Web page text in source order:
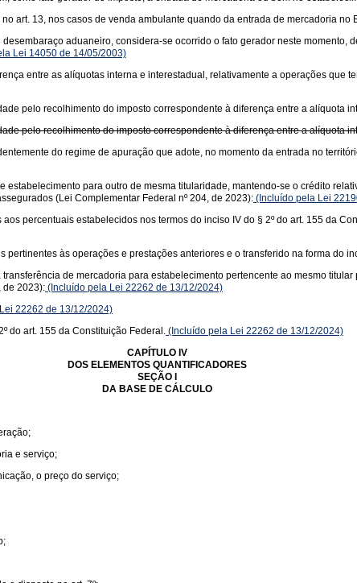
art. 13, nos casos de venda ambulante quando da entrada de mercadoria no
aduaneiro, considera-se ocorrido o fato gerador neste
Lei 14050 de 14/05/2003)
entre as alíquotas interna e interestadual, relativamente a operações que
pelo recolhimento do imposto correspondente à diferença entre a alíquota
pelo recolhimento do imposto correspondente à diferença entre a alíquota
do regime de apuração que adote, no momento da entrada no
para outro de mesma titularidade, mantendo-se o crédito
(Lei Complementar Federal nº 204, de 2023): (Incluído pela Lei
percentuais estabelecidos nos termos do inciso IV do § 2º do art. 155 da
às operações e prestações anteriores e o transferido na forma do
de mercadoria para estabelecimento pertencente ao mesmo
de 2023): (Incluído pela Lei 22262 de 13/12/2024)
22262 de 13/12/2024)
do art. 155 da Constituição Federal. (Incluído pela Lei 22262 de 13/12/2024)
CAPÍTULO IV
DOS ELEMENTOS QUANTIFICADORES
SEÇÃO I
DA BASE DE CÁLCULO
e serviço;
o preço do serviço;